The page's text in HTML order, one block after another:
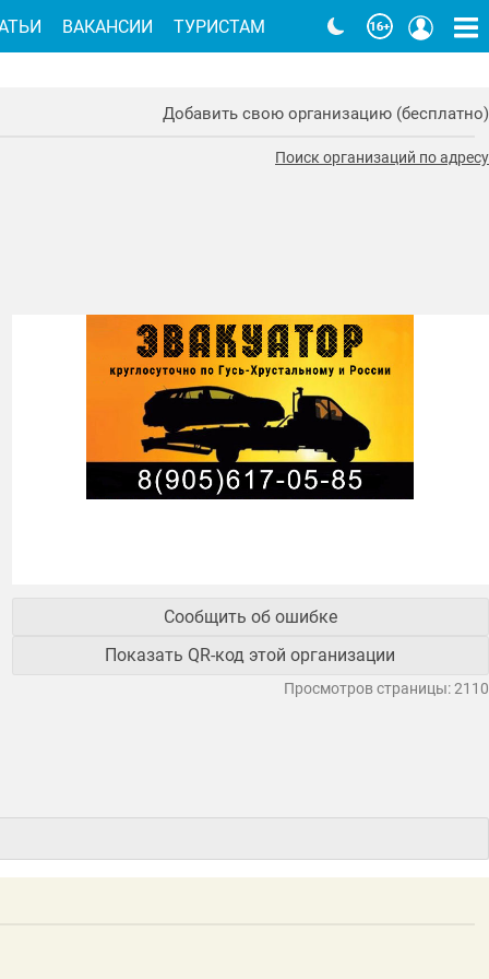
Добавить свою организацию (бесплатно)
Поиск организаций по адресу
Сообщить об ошибке
Показать QR-код этой организации
Просмотров страницы: 2110
ВАКАНСИИ ТУРИСТАМ